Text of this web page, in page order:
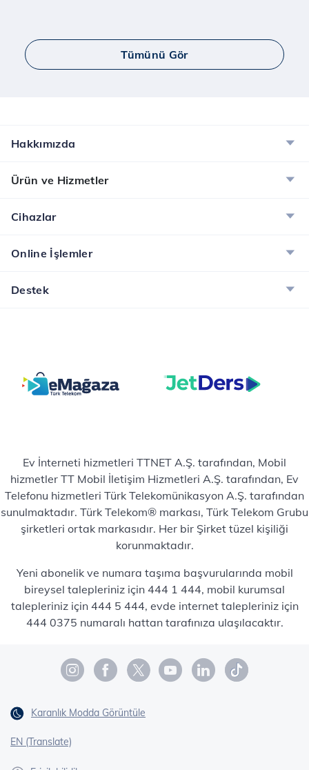
Tümünü Gör
Hakkımızda
Ürün ve Hizmetler
Cihazlar
Online İşlemler
Destek
Ev İnterneti hizmetleri TTNET A.Ş. tarafından, Mobil
hizmetler TT Mobil İletişim Hizmetleri A.Ş. tarafından, Ev
Telefonu hizmetleri Türk Telekomünikasyon A.Ş. tarafından
sunulmaktadır. Türk Telekom® markası, Türk Telekom Grubu
şirketleri ortak markasıdır. Her bir Şirket tüzel kişiliği
korunmaktadır.
Yeni abonelik ve numara taşıma başvurularında mobil
bireysel talepleriniz için 444 1 444, mobil kurumsal
talepleriniz için 444 5 444, evde internet talepleriniz için
444 0375 numaralı hattan tarafınıza ulaşılacaktır.
Karanlık Modda Görüntüle
EN (Translate)